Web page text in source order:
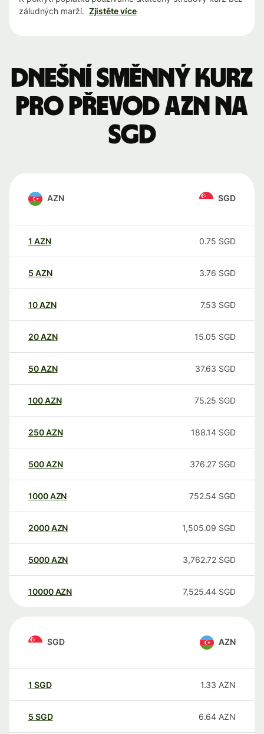
záludných marží. Zjistěte více
Dnešní směnný kurz
pro převod AZN na
SGD
AZN SGD
1 AZN 0.75 SGD
5 AZN 3.76 SGD
10AZN 7.53 SGD
20AZN 15.05 SGD
50AZN 37.63 SGD
100AZN 75.25 SGD
250AZN 188.14 SGD
500AZN 376.27 SGD
1000AZN 752.54 SGD
2000AZN 1,505.09 SGD
5000AZN 3,762.72 SGD
10000 AZN 7,525.44 SGD
SGD AZN
1 SGD 1.33 AZN
5 SGD 6.64 AZN